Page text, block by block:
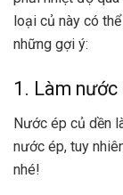
loại củ này có
những gợi ý:
1. Làm nước
Nước ép củ dền
nước ép, tuy
nhé!